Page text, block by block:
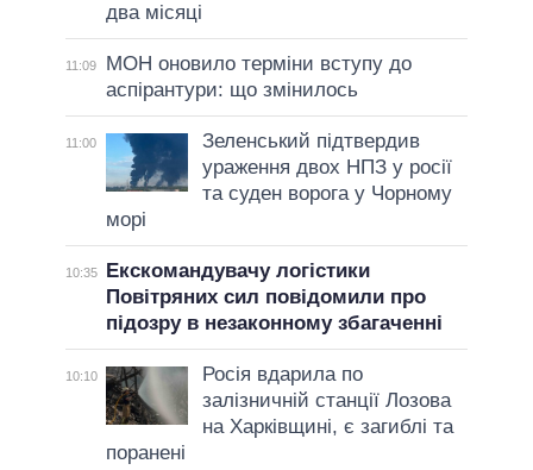
два місяці
11:09
МОН оновило терміни вступу до
аспірантури: що змінилось
11:00
Зеленський підтвердив
ураження двох НПЗ у росії
та суден ворога у Чорному
морі
10:35
Екскомандувачу логістики
Повітряних сил повідомили про
підозру в незаконному збагаченні
10:10
Росія вдарила по
залізничній станції Лозова
на Харківщині, є загиблі та
поранені